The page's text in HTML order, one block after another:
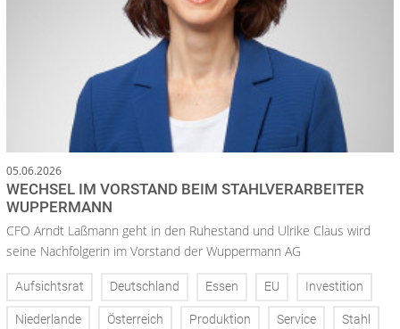
05.06.2026
WECHSEL IM VORSTAND BEIM STAHLVERARBEITER
WUPPERMANN
CFO Arndt Laßmann geht in den Ruhestand und Ulrike Claus wird
seine Nachfolgerin im Vorstand der Wuppermann AG
Aufsichtsrat Deutschland Essen EU Investition
Niederlande Österreich Produktion Service Stahl